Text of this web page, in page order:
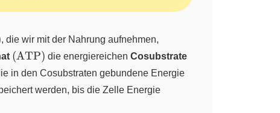
, die wir mit der Nahrung aufnehmen,
\ce{(ATP)}
(ATP) die energiereichen Cosubstrate
in den Cosubstraten gebundene Energie
werden, bis die Zelle Energie